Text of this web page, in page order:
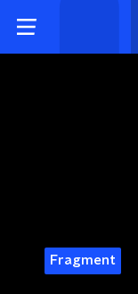
Fragment